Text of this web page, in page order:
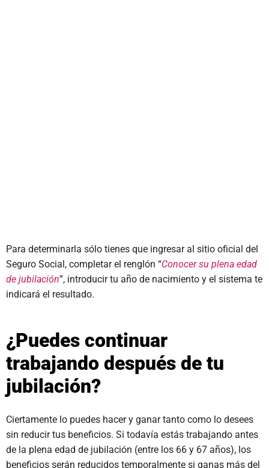
Para determinarla sólo tienes que ingresar al sitio oficial del
Seguro Social, completar el renglón “Conocer su plena edad
de jubilación”, introducir tu año de nacimiento y el sistema te
indicará el resultado.
¿Puedes continuar
trabajando después de tu
jubilación?
Ciertamente lo puedes hacer y ganar tanto como lo desees
sin reducir tus beneficios. Si todavía estás trabajando antes
de la plena edad de jubilación (entre los 66 y 67 años), los
beneficios serán reducidos temporalmente si ganas más del